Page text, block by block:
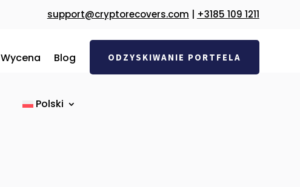
support@cryptorecovers.com +3185 109 1211
Wycena Blog
Polski
ODZYSKIWANIE PORTFELA